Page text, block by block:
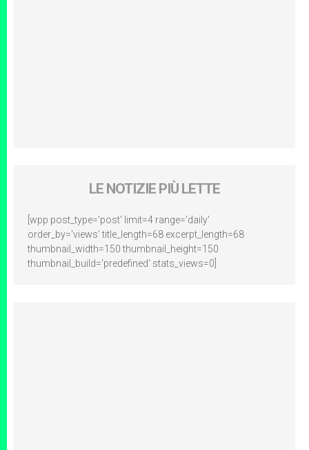
LE NOTIZIE PIÙ LETTE
[wpp post_type='post' limit=4 range='daily'
order_by='views' title_length=68 excerpt_length=68
thumbnail_width=150 thumbnail_height=150
thumbnail_build='predefined' stats_views=0]